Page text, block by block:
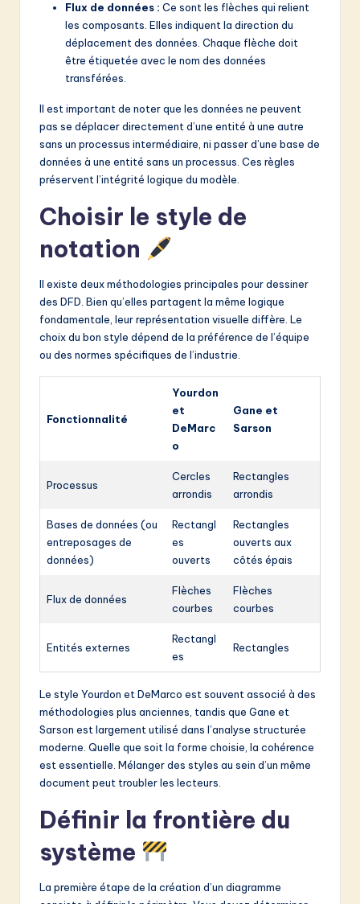
Flux de données : Ce sont les flèches qui relient
les composants. Elles indiquent la direction du
déplacement des données. Chaque flèche doit
être étiquetée avec le nom des données
transférées.
Il est important de noter que les données ne peuvent
pas se déplacer directement d’une entité à une autre
sans un processus intermédiaire, ni passer d’une base de
données à une entité sans un processus. Ces règles
préservent l’intégrité logique du modèle.
Choisir le style de
notation
Il existe deux méthodologies principales pour dessiner
des DFD. Bien qu’elles partagent la même logique
fondamentale, leur représentation visuelle diffère. Le
choix du bon style dépend de la préférence de l’équipe
ou des normes spécifiques de l’industrie.
Fonctionnalité
Yourdon
et
DeMarc
o
Gane et
Sarson
Processus
Cercles
arrondis
Rectangles
arrondis
Bases de données (ou
entreposages de
données)
Rectangl
es
ouverts
Rectangles
ouverts aux
côtés épais
Flux de données
Flèches
courbes
Flèches
courbes
Entités externes
Rectangl
es
Rectangles
Le style Yourdon et DeMarco est souvent associé à des
méthodologies plus anciennes, tandis que Gane et
Sarson est largement utilisé dans l’analyse structurée
moderne. Quelle que soit la forme choisie, la cohérence
est essentielle. Mélanger des styles au sein d’un même
document peut troubler les lecteurs.
Définir la frontière du
système
La première étape de la création d’un diagramme